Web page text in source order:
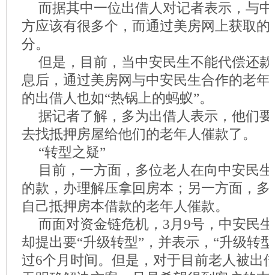
而据其中一位出借人对记者表示，与
方应该有很多个，而通过美房网上获取
分。
但是，目前，当中安民生不能代偿还
息后，通过美房网与中安民生合作的老
的出借人也如“热锅上的蚂蚁”。
据记者了解，多为出借人表示，他们
去找抵押房屋给他们的老年人催款了。
“转型之疑”
目前，一方面，多位老人在向中安民
的款，办理解压拿回房本；另一方面，
自己抵押房本借款的老年人催款。
而面对资金链危机，3月9号，中安民
却提出要“升级转型”，并表示，“升级转
过6个月时间。但是，对于目前老人被出